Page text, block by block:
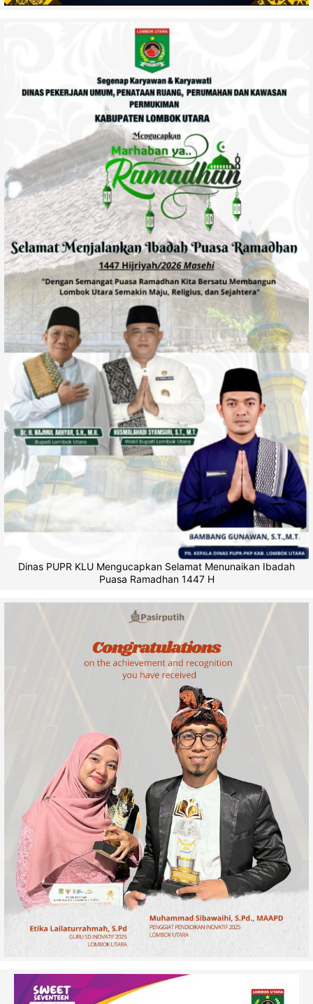
Dinas PUPR KLU Mengucapkan Selamat Menunaikan Ibadah
Puasa Ramadhan 1447 H